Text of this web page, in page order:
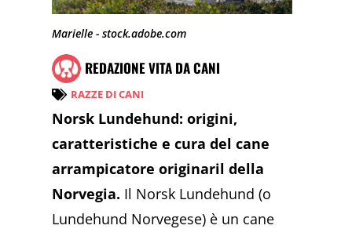
Marielle - stock.adobe.com
REDAZIONE VITA DA CANI
RAZZE DI CANI
Norsk Lundehund: origini,
caratteristiche e cura del cane
arrampicatore originaril della
Norvegia. Il Norsk Lundehund (o
Lundehund Norvegese) è un cane